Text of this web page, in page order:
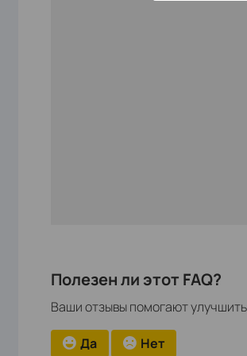
Полезен ли этот FAQ?
Ваши отзывы помогают улучшить
Да Нет